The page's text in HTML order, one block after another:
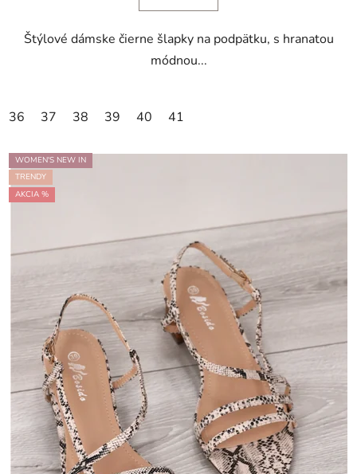
Štýlové dámske čierne šlapky na podpätku, s hranatou
módnou...
36 37 38 39 40 41
WOMEN'S NEW IN
TRENDY
AKCIA %